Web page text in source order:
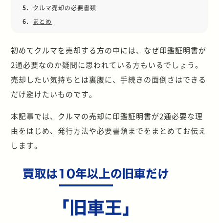
5.
クルマ売却の必要書類
6.
まとめ
初めてクルマを売却する方の中には、なぜ印鑑証明書が
2通必要なのか疑問に思われている方もいるでしょう。
売却したい気持ちとは裏腹に、手続きの面倒さはできる
だけ避けたいものです。
本記事では、クルマの売却に印鑑証明書が2通必要な理
由をはじめ、発行方法や必要書類までをまとめてお伝え
します。